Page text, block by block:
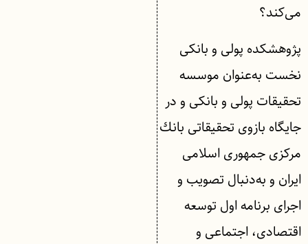
می‌کند؟
پژوهشكده پولی و بانكی
نخست به‌عنوان موسسه
تحقیقات پولی و بانكی و در
جایگاه بازوی تحقیقاتی بانك
مركزی جمهوری اسلامی
ایران و به‌دنبال تصویب و
اجرای برنامه اول توسعه
اقتصادی، اجتماعی و